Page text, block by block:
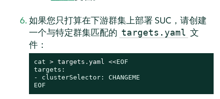
如果您只打算在下游群集上部署 SUC，请创建
一个与特定群集匹配的 targets.yaml 文
件：
cat > targets.yaml <<EOF
targets:
- clusterSelector: CHANGEME
EOF